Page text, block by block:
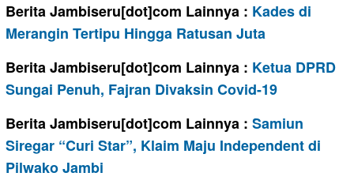
Berita Jambiseru[dot]com Lainnya : Kades di
Merangin Tertipu Hingga Ratusan Juta
Berita Jambiseru[dot]com Lainnya : Ketua DPRD
Sungai Penuh, Fajran Divaksin Covid-19
Berita Jambiseru[dot]com Lainnya : Samiun
Siregar “Curi Star”, Klaim Maju Independent di
Pilwako Jambi